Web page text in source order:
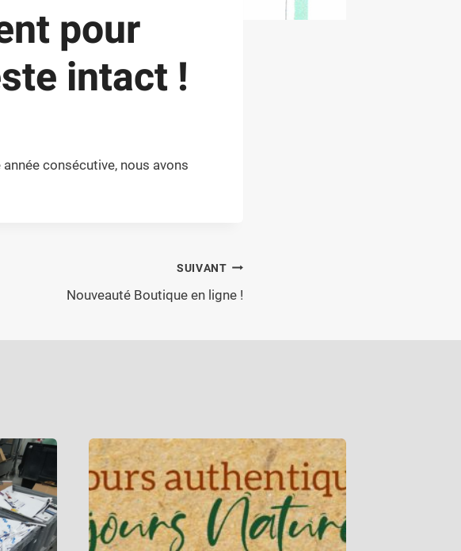
pour
intact !
consécutive, nous avons
SUIVANT
Nouveauté Boutique en ligne !